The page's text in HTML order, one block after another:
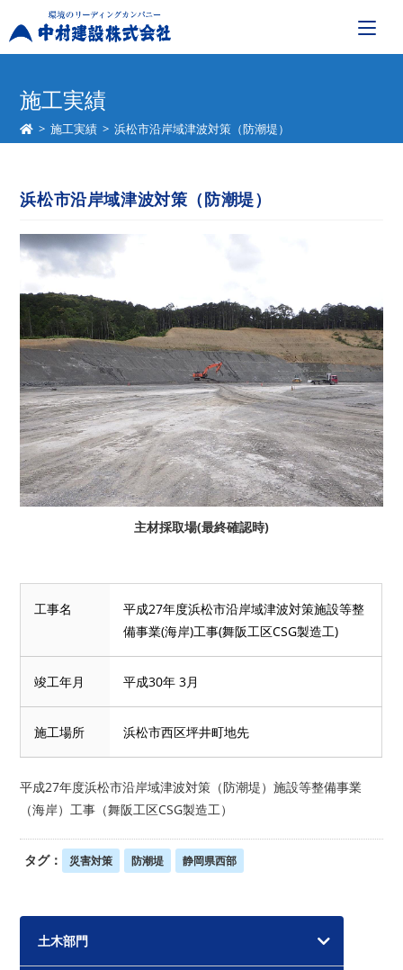
施工実績
> 施工実績 > 浜松市沿岸域津波対策（防潮堤）
浜松市沿岸域津波対策（防潮堤）
主材採取場(最終確認時)
工事名
平成27年度浜松市沿岸域津波対策施設等整
備事業(海岸)工事(舞阪工区CSG製造工)
竣工年月 平成30年 3月
施工場所 浜松市西区坪井町地先
平成27年度浜松市沿岸域津波対策（防潮堤）施設等整備事業
（海岸）工事（舞阪工区CSG製造工）
タグ： 災害対策 防潮堤 静岡県西部
土木部門